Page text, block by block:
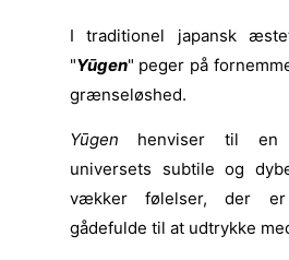
I traditionel japansk
"Yūgen" peger på
grænseløshed.
Yūgen henviser til en
universets subtile og
vækker følelser, der
gådefulde til at udtrykke